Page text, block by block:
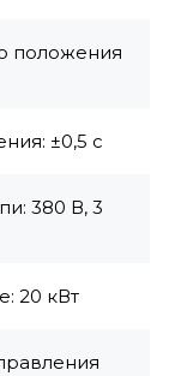
положения
±0,5 с
380 В, 3
20 кВт